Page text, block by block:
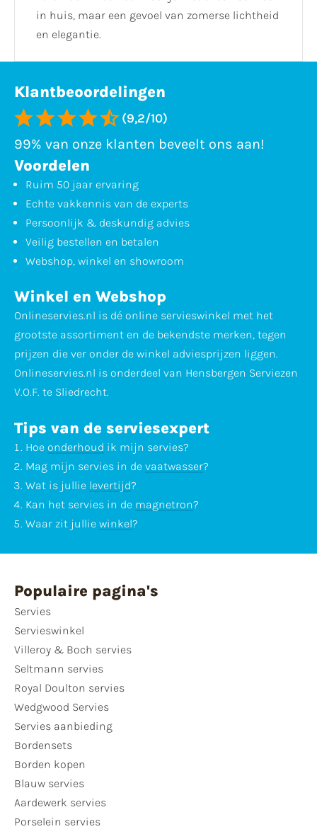
in huis, maar een gevoel van zomerse lichtheid
en elegantie.
Klantbeoordelingen
(9,2/10)
99% van onze klanten beveelt ons aan!
Voordelen
Ruim 50 jaar ervaring
Echte vakkennis van de experts
Persoonlijk & deskundig advies
Veilig bestellen en betalen
Webshop, winkel en showroom
Winkel en Webshop
Onlineservies.nl is dé online servieswinkel met het
grootste assortiment en de bekendste merken, tegen
prijzen die ver onder de winkel adviesprijzen liggen.
Onlineservies.nl is onderdeel van Hensbergen Serviezen
V.O.F. te Sliedrecht.
Tips van de serviesexpert
Hoe onderhoud ik mijn servies?
Mag mijn servies in de vaatwasser?
Wat is jullie levertijd?
Kan het servies in de magnetron?
Waar zit jullie winkel?
Populaire pagina's
Servies
Servieswinkel
Villeroy & Boch servies
Seltmann servies
Royal Doulton servies
Wedgwood Servies
Servies aanbieding
Bordensets
Borden kopen
Blauw servies
Aardewerk servies
Porselein servies